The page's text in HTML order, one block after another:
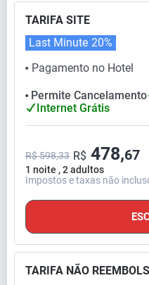
TARIFA SITE
⬤ Pagamento no Hotel
Last Minute 20%
⬤ Permite Cancelamento
Internet Grátis
1 noite , 2 adultos
R$ 598,33 R$ 478,67
Impostos e taxas não
TARIFA NÃO